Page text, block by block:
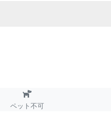
ペット不可